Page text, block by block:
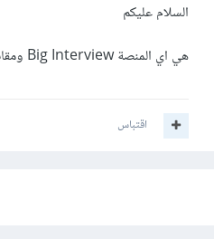
السلام عليكم
هي اي المنصة Big Interview ومقابلات Byteboard ؟
اقتباس